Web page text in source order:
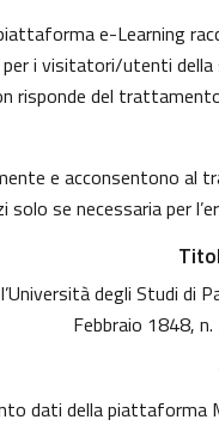
e-Learning
per i visitatori/utenti
risponde del
e acconsentono al
se necessaria per
degli Studi di
Febbraio 1848,
dati della piattaforma